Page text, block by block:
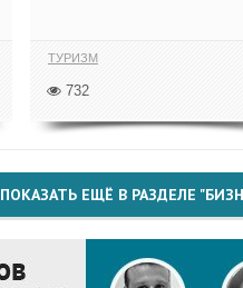
ТУРИЗМ
732
ПОКАЗАТЬ ЕЩЁ В РАЗДЕЛЕ